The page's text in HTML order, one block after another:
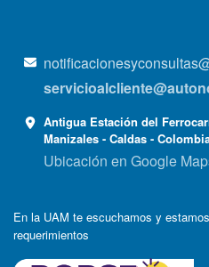
Antigua Estación del
Manizales - Caldas -
Ubicación en Google
En la UAM te escuchamos y
requerimientos